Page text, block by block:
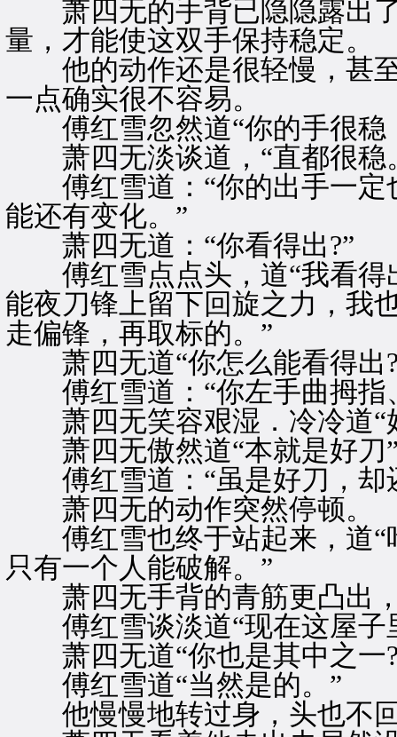
萧四无的手背已隐隐露出了
量，才能使这双手保持稳定。
他的动作还是很轻慢，甚至
一点确实很不容易。
傅红雪忽然道“你的手很稳
萧四无淡谈道，“直都很稳
傅红雪道：“你的出手一定
能还有变化。”
萧四无道：“你看得出?”
傅红雪点点头，道“我看得
能夜刀锋上留下回旋之力，我
走偏锋，再取标的。”
萧四无道“你怎么能看得出
傅红雪道：“你左手曲拇指
萧四无笑容艰湿．冷冷道“
萧四无傲然道“本就是好刀
傅红雪道：“虽是好刀，却
萧四无的动作突然停顿。
傅红雪也终于站起来，道“
只有一个人能破解。”
萧四无手背的青筋更凸出，
傅红雪谈淡道“现在这屋子
萧四无道“你也是其中之一
傅红雪道“当然是的。”
他慢慢地转过身，头也不